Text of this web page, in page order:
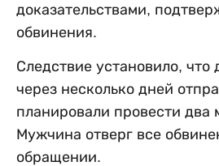
доказательствами,
обвинения.
Следствие установило,
через несколько дней
планировали провести два
Мужчина отверг все
обращении.